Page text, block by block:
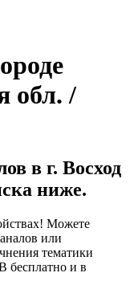
обл. /
в г. Восход
ниже.
Можете
или
тематики
бесплатно и в